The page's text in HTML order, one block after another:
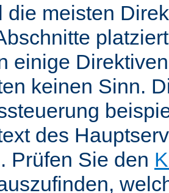
die meisten
einige
keinen Sinn.
des
Prüfen Sie den